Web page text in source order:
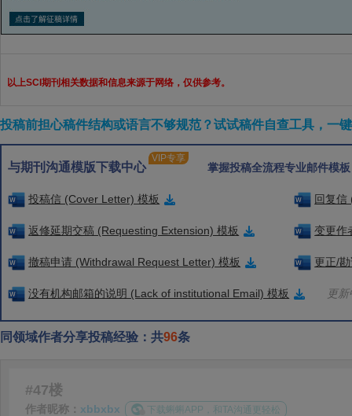
以上SCI期刊相关数据和信息来源于网络，仅供参考。
投稿前担心稿件结构或语言不够规范？试试稿件自查工具，一
与期刊沟通模版下载中心
VIP专享
掌握投稿全流程专业邮件模
投稿信 (Cover Letter) 模板 回复信
返修延期交稿 (Requesting Extension) 模板 变更作
撤稿申请 (Withdrawal Request Letter) 模板 更正/
没有机构邮箱的说明 (Lack of institutional Email) 模板 更
同领域作者分享投稿经验：共96条
#47楼
作者昵称： xbbxbx 下载蝌蝌APP，和TA沟通更轻松